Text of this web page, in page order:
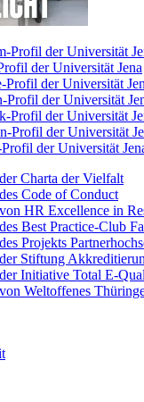
Profil der Universität
der Universität Jena
Profil der Universität
Profil der Universität
Profil der Universität
Profil der Universität
der Universität
Charta der Vielfalt
Code of Conduct
HR Excellence in
Best Practice-Club
Projekts
Stiftung
Initiative Total E-
Weltoffenes